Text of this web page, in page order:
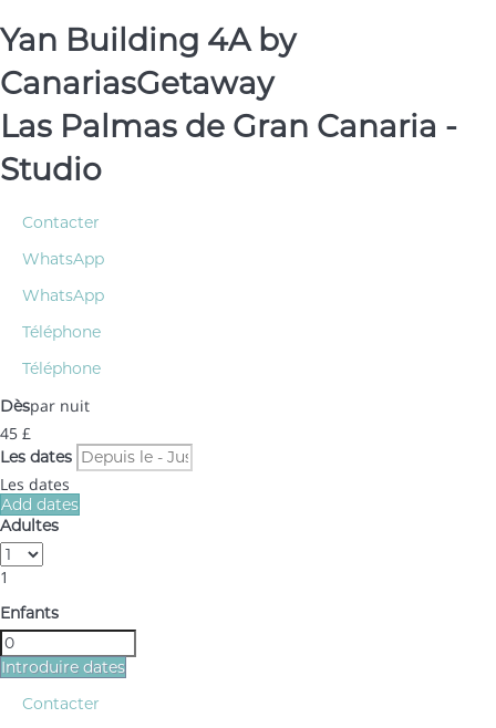
Yan Building 4A by
CanariasGetaway
Las Palmas de Gran Canaria -
Studio
Contacter
WhatsApp
WhatsApp
Téléphone
Téléphone
Dèspar nuit
45 £
Les dates
Les dates
Add dates
Adultes
1
Enfants
Introduire dates
Contacter